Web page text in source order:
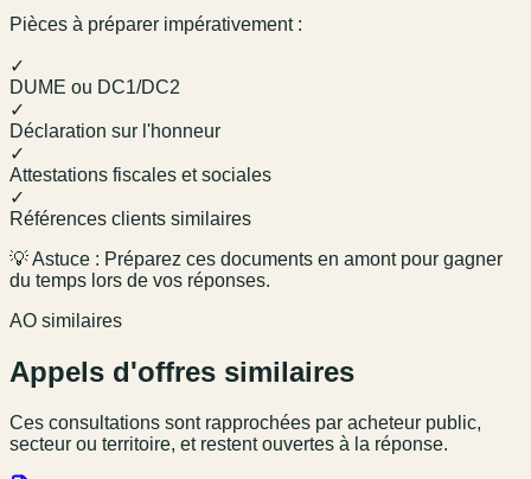
Pièces à préparer impérativement :
✓
DUME ou DC1/DC2
✓
Déclaration sur l'honneur
✓
Attestations fiscales et sociales
✓
Références clients similaires
💡 Astuce : Préparez ces documents en amont pour gagner
du temps lors de vos réponses.
AO similaires
Appels d'offres similaires
Ces consultations sont rapprochées par acheteur public,
secteur ou territoire, et restent ouvertes à la réponse.